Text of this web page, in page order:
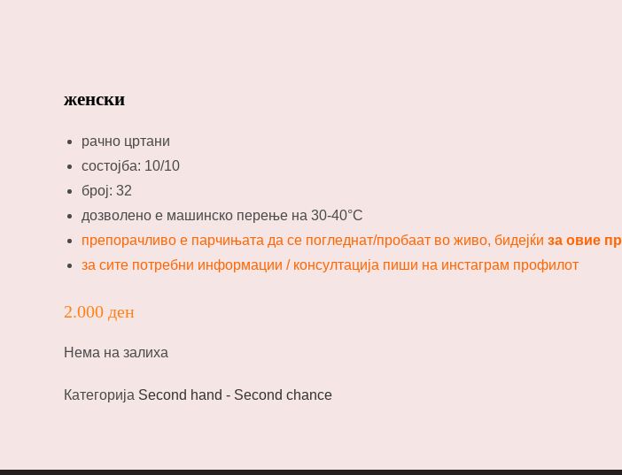
женски
рачно цртани
состојба: 10/10
број: 32
дозволено е машинско перење на 30-40°C
препорачливо е парчињата да се погледнат/пробаат во живо, бидејќи за овие
за сите потребни информации / консултација пиши на инстаграм профилот
2.000 ден
Нема на залиха
Категорија Second hand - Second chance